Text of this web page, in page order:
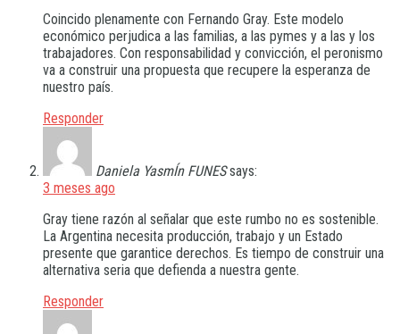
Coincido plenamente con Fernando Gray. Este modelo
económico perjudica a las familias, a las pymes y a las y los
trabajadores. Con responsabilidad y convicción, el peronismo
va a construir una propuesta que recupere la esperanza de
nuestro país.
Responder
Daniela YasmÍn FUNES says:
3 meses ago
Gray tiene razón al señalar que este rumbo no es sostenible.
La Argentina necesita producción, trabajo y un Estado
presente que garantice derechos. Es tiempo de construir una
alternativa seria que defienda a nuestra gente.
Responder